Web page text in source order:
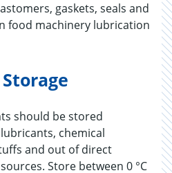
gaskets, seals and
food machinery lubrication
should be stored
chemical
and out of direct
Store between 0 °C